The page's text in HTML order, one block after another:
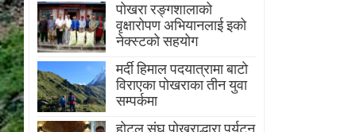
पोखरा रङ्गशालाको
वृक्षारोपण अभियानलाई इको
नेक्स्टको सहयोग
मर्दी हिमाल पदयात्रामा बाटाे
विराएका पाेखराका तीन युवा
सम्पर्कमा
होटल संघ पोखराद्धारा पर्यटन